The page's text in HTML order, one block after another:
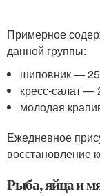
Примерное
данной группы:
шиповник —
кресс-салат —
молодая
Ежедневное
восстановление
Рыба, яйца и